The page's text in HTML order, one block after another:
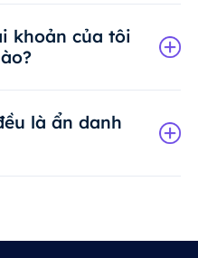
khoản của tôi
là ẩn danh